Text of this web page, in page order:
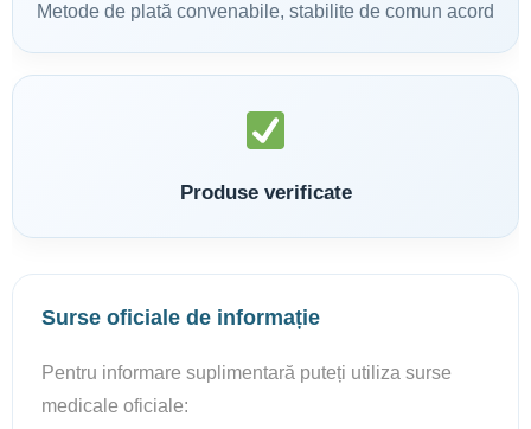
Metode de plată convenabile, stabilite de comun acord
Produse verificate
Surse oficiale de informație
Pentru informare suplimentară puteți utiliza surse
medicale oficiale: